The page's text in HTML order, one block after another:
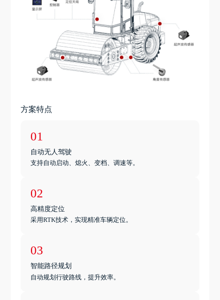
方案特点
01
自动无人驾驶
支持自动启动、熄火、变档、调速等。
02
高精度定位
采用RTK技术，实现精准车辆定位。
03
智能路径规划
自动规划行驶路线，提升效率。